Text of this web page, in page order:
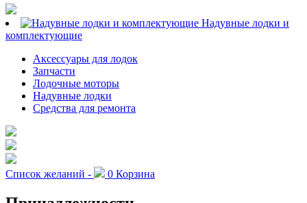
Надувные лодки и
комплектующие
Аксессуары для лодок
Запчасти
Лодочные моторы
Надувные лодки
Средства для ремонта
Список желаний - 0 Корзина